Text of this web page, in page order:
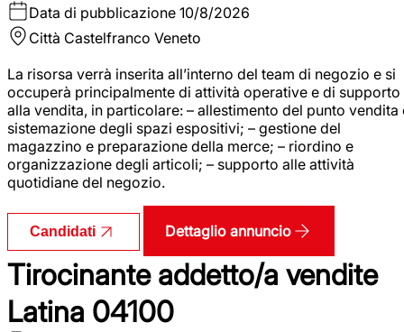
Data di pubblicazione 10/8/2026
Città Castelfranco Veneto
La risorsa verrà inserita all’interno del team di negozio e si
occuperà principalmente di attività operative e di supporto
alla vendita, in particolare: – allestimento del punto vendita
sistemazione degli spazi espositivi; – gestione del
magazzino e preparazione della merce; – riordino e
organizzazione degli articoli; – supporto alle attività
quotidiane del negozio.
Candidati Dettaglio annuncio
Tirocinante addetto/a vendite
Latina 04100